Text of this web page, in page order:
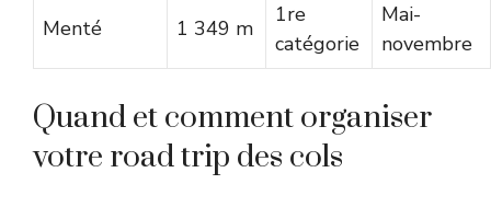
Menté 1 349 m
1re
catégorie
Mai-
novembre
Quand et comment organiser
votre road trip des cols